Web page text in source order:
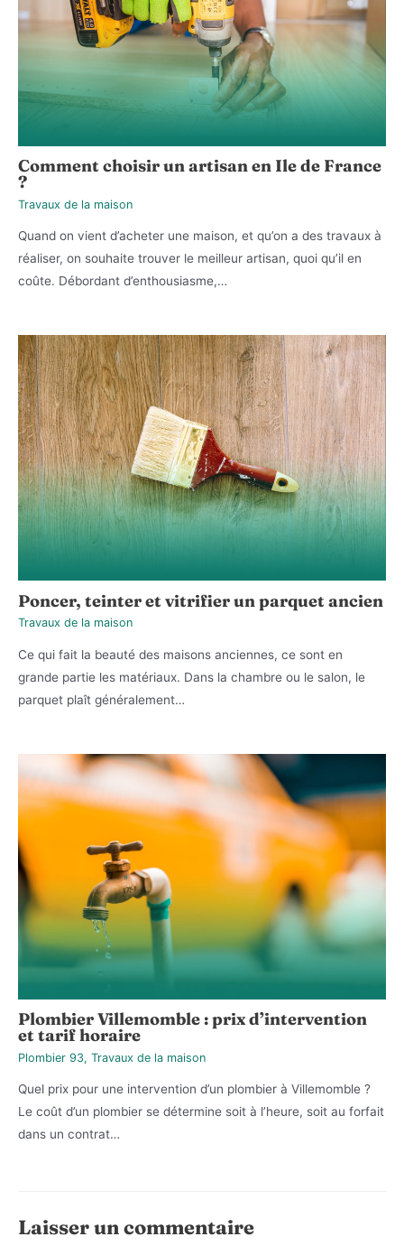
Comment choisir un artisan en Ile de France
?
Travaux de la maison
Quand on vient d’acheter une maison, et qu’on a des travaux à
réaliser, on souhaite trouver le meilleur artisan, quoi qu’il en
coûte. Débordant d’enthousiasme,…
Poncer, teinter et vitrifier un parquet ancien
Travaux de la maison
Ce qui fait la beauté des maisons anciennes, ce sont en
grande partie les matériaux. Dans la chambre ou le salon, le
parquet plaît généralement…
Plombier Villemomble : prix d’intervention
et tarif horaire
Plombier 93, Travaux de la maison
Quel prix pour une intervention d’un plombier à Villemomble ?
Le coût d’un plombier se détermine soit à l’heure, soit au forfait
dans un contrat…
Laisser un commentaire